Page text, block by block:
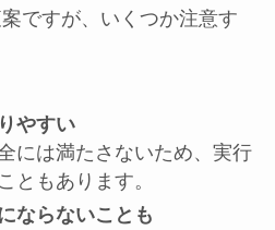
ですが、いくつか注意す
やすい
には満たさないため、実行
ともあります。
ならないことも